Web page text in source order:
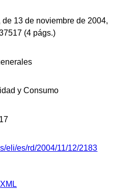
de 13 de noviembre de 2004,
(4 págs.)
y Consumo
eli/es/rd/2004/11/12/2183
XML